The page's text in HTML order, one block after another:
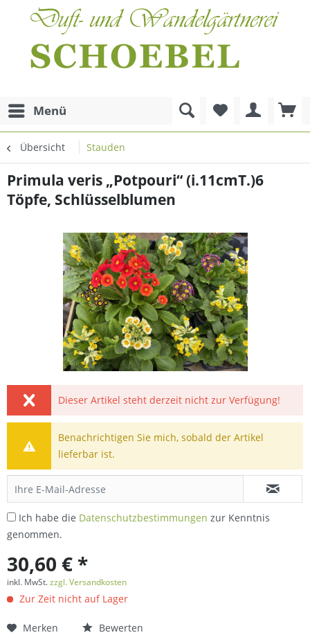
Menü
Übersicht Stauden
Primula veris „Potpouri“ (i.11cmT.)6
Töpfe, Schlüsselblumen
Dieser Artikel steht derzeit nicht zur Verfügung!
Benachrichtigen Sie mich, sobald der Artikel
lieferbar ist.
Ich habe die Datenschutzbestimmungen zur Kenntnis
genommen.
30,60 € *
inkl. MwSt.zzgl. Versandkosten
Zur Zeit nicht auf Lager
Merken Bewerten